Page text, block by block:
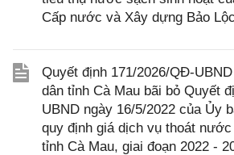
Cấp nước và Xây dựng Bảo Lộc
Quyết định 171/2026/QĐ-
dân tỉnh Cà Mau bãi bỏ Quyết
UBND ngày 16/5/2022 của Ủy
quy định giá dịch vụ thoát
tỉnh Cà Mau, giai đoạn 2022 -